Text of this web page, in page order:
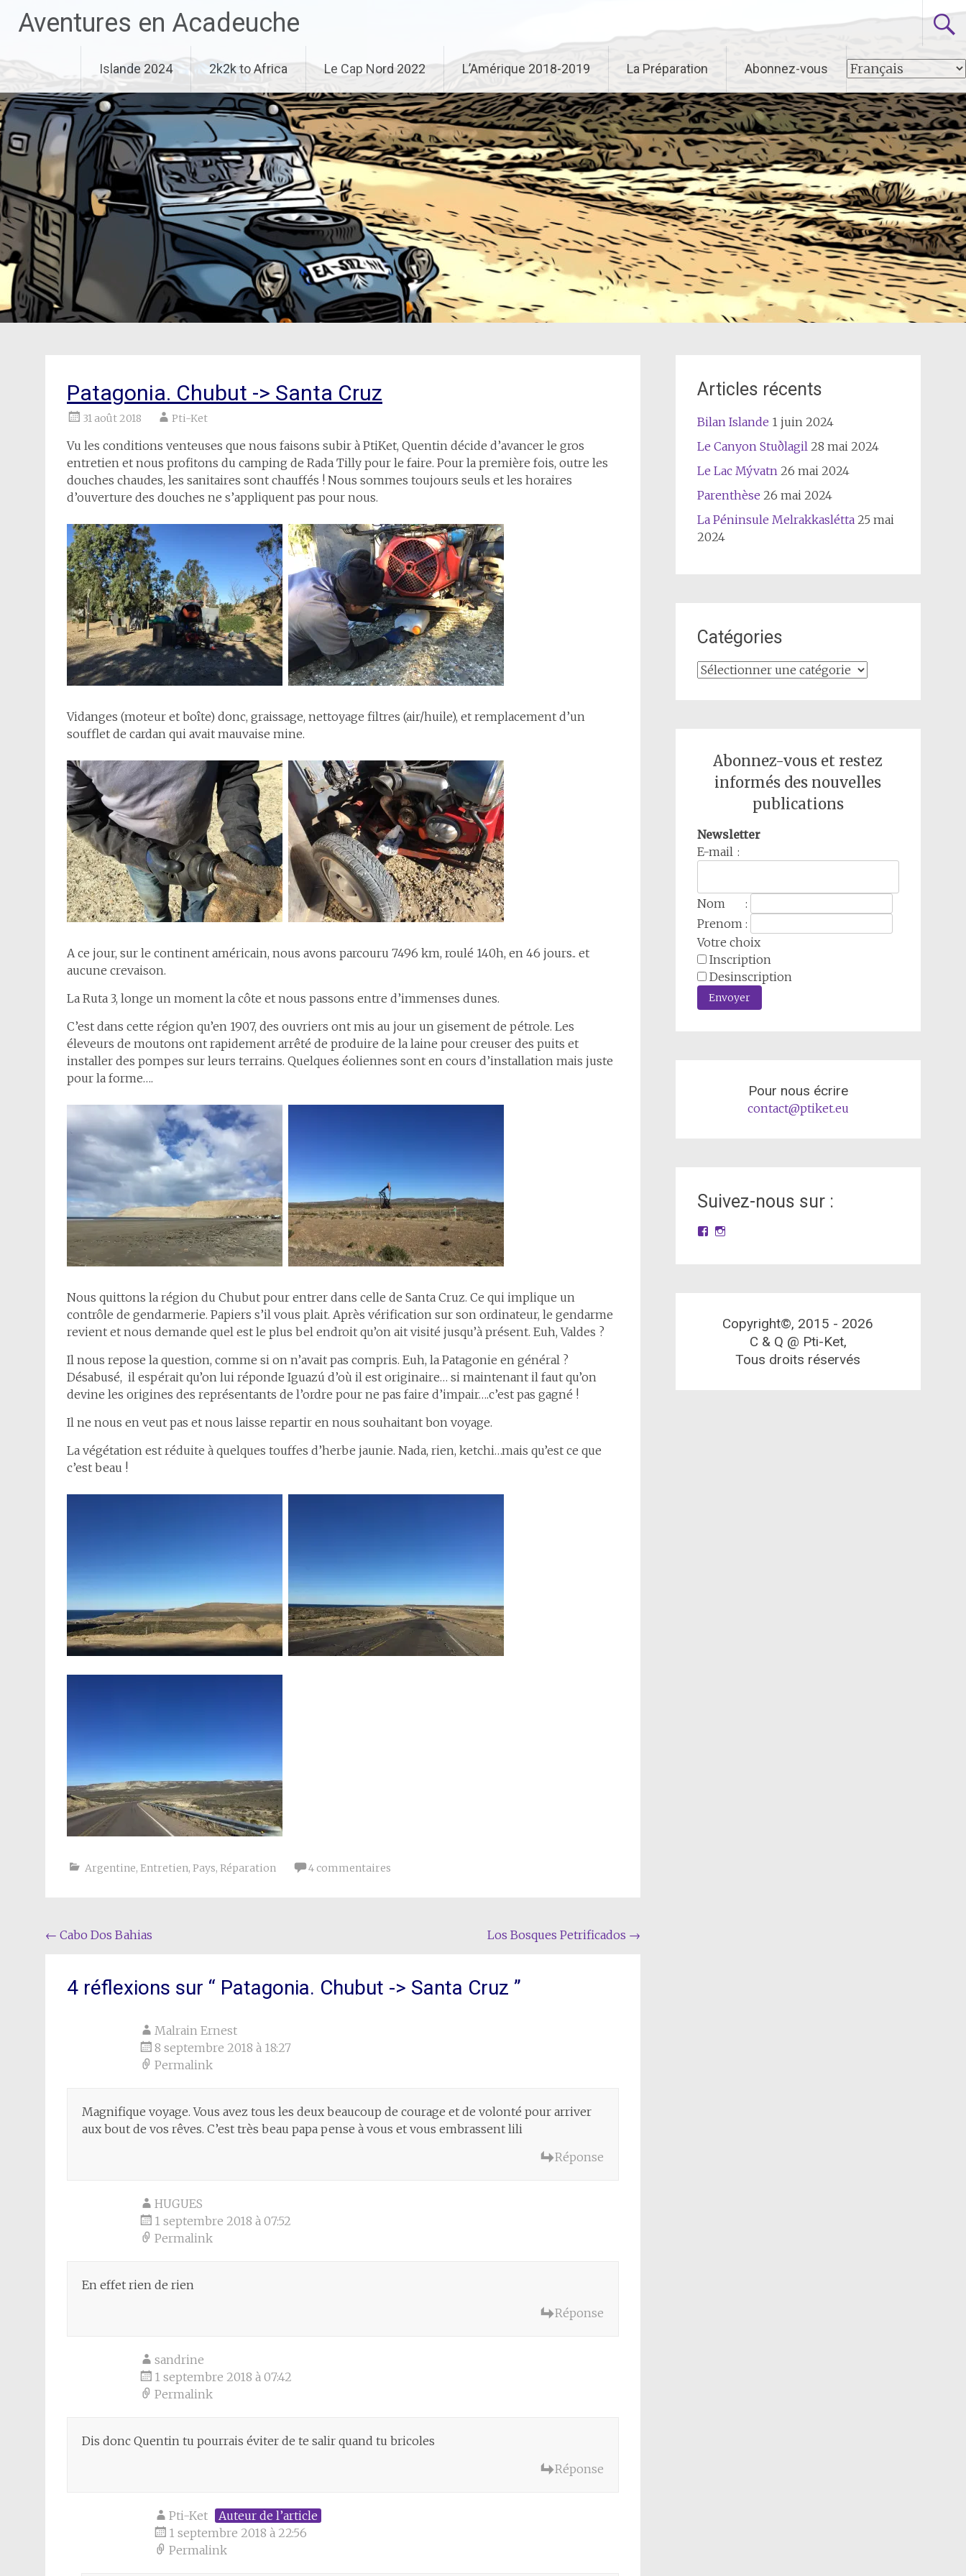
principal
Aventures en Acadeuche
Islande 2024 2k2k to Africa Le Cap Nord 2022 L’Amérique 2018-2019 La Préparation Abonnez-vous
Patagonia. Chubut -> Santa Cruz
31 août 2018 Pti-Ket
Vu les conditions venteuses que nous faisons subir à PtiKet, Quentin décide d’avancer le gros
entretien et nous profitons du camping de Rada Tilly pour le faire. Pour la première fois, outre les
douches chaudes, les sanitaires sont chauffés ! Nous sommes toujours seuls et les horaires
d’ouverture des douches ne s’appliquent pas pour nous.
Vidanges (moteur et boîte) donc, graissage, nettoyage filtres (air/huile), et remplacement d’un
soufflet de cardan qui avait mauvaise mine.
A ce jour, sur le continent américain, nous avons parcouru 7496 km, roulé 140h, en 46 jours.. et
aucune crevaison.
La Ruta 3, longe un moment la côte et nous passons entre d’immenses dunes.
C’est dans cette région qu’en 1907, des ouvriers ont mis au jour un gisement de pétrole. Les
éleveurs de moutons ont rapidement arrêté de produire de la laine pour creuser des puits et
installer des pompes sur leurs terrains. Quelques éoliennes sont en cours d’installation mais juste
pour la forme….
Nous quittons la région du Chubut pour entrer dans celle de Santa Cruz. Ce qui implique un
contrôle de gendarmerie. Papiers s’il vous plait. Après vérification sur son ordinateur, le gendarme
revient et nous demande quel est le plus bel endroit qu’on ait visité jusqu’à présent. Euh, Valdes ?
Il nous repose la question, comme si on n’avait pas compris. Euh, la Patagonie en général ?
Désabusé, il espérait qu’on lui réponde Iguazú d’où il est originaire… si maintenant il faut qu’on
devine les origines des représentants de l’ordre pour ne pas faire d’impair….c’est pas gagné !
Il ne nous en veut pas et nous laisse repartir en nous souhaitant bon voyage.
La végétation est réduite à quelques touffes d’herbe jaunie. Nada, rien, ketchi…mais qu’est ce que
c’est beau !
Argentine, Entretien, Pays, Réparation 4 commentaires
Navigation
l'article
← Cabo Dos Bahias Los Bosques Petrificados →
4 réflexions sur “ Patagonia. Chubut -> Santa Cruz ”
Malrain Ernest
8 septembre 2018 à 18:27
Permalink
Magnifique voyage. Vous avez tous les deux beaucoup de courage et de volonté pour arriver
aux bout de vos rêves. C’est très beau papa pense à vous et vous embrassent lili
Réponse
HUGUES
1 septembre 2018 à 07:52
Permalink
En effet rien de rien
Réponse
sandrine
1 septembre 2018 à 07:42
Permalink
Dis donc Quentin tu pourrais éviter de te salir quand tu bricoles
Réponse
Pti-Ket
Auteur de l’article
1 septembre 2018 à 22:56
Permalink
Articles récents
Bilan Islande 1 juin 2024
Le Canyon Stuðlagil 28 mai 2024
Le Lac Mývatn 26 mai 2024
Parenthèse 26 mai 2024
La Péninsule Melrakkaslétta 25 mai
2024
Catégories
Catégories
Abonnez-vous et restez
informés des nouvelles
publications
Newsletter
E-mail :
Nom :
Prenom :
Votre choix
Inscription
Desinscription
Envoyer
Pour nous écrire
contact@ptiket.eu
Suivez-nous sur :
Facebook
Instagram
Copyright©, 2015 - 2026
C & Q @ Pti-Ket,
Tous droits réservés